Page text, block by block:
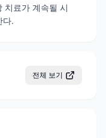
치료가 계속될 시
다.
전체 보기